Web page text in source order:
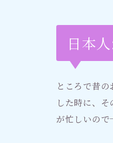
日本
ところで昔
した時に、
が忙しいので